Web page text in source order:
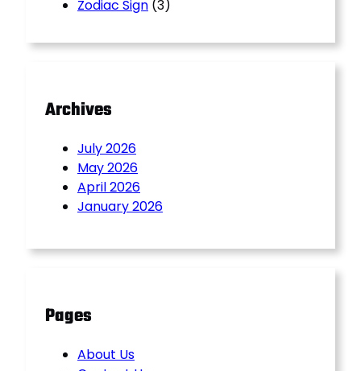
Zodiac Sign (3)
Archives
July 2026
May 2026
April 2026
January 2026
Pages
About Us